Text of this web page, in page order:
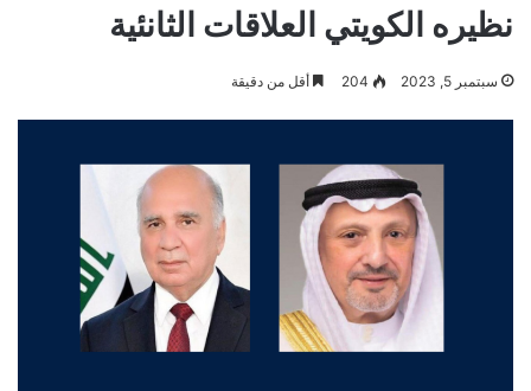
نظيره الكويتي العلاقات الثانئية
سبتمبر 5, 2023 204 أقل من دقيقة